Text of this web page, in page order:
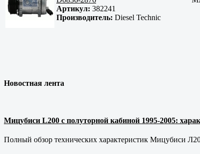
Артикул: 382241
Производитель: Diesel Technic
Новостная лента
Мицубиси L200 с полуторной кабиной 1995-2005:
Полный обзор технических характеристик Мицубиси